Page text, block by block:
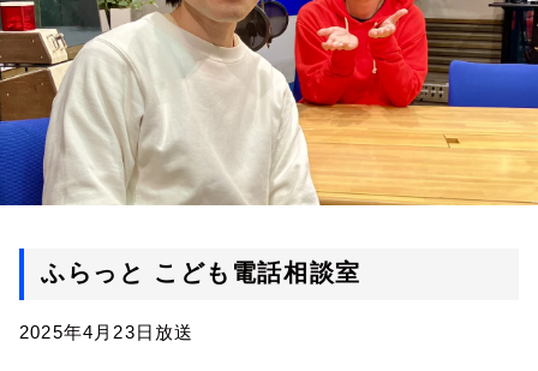
ふらっと こども電話相談室
2025年4月23日放送